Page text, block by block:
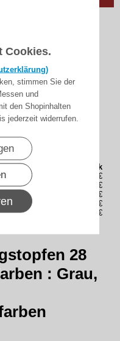
Cookies.
stimmen Sie der
und
den Shopinhalten
jederzeit widerrufen.
Preis(Brutto) / Stück
2,70€
2,65€
2,63€
2,60€
2,50€
28
: Grau,